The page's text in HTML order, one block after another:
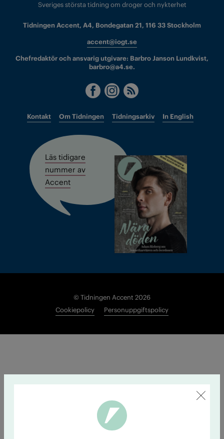
Sveriges största tidning om droger och nykterhet
Tidningen Accent, A4, Bondegatan 21, 116 33 Stockholm
accent@iogt.se
Chefredaktör och ansvarig utgivare: Barbro Janson Lundkvist,
barbro@a4.se.
Kontakt Om Tidningen Tidningsarkiv In English
Läs tidigare
nummer av
Accent
© Tidningen Accent 2026
Cookiepolicy
Personuppgiftspolicy